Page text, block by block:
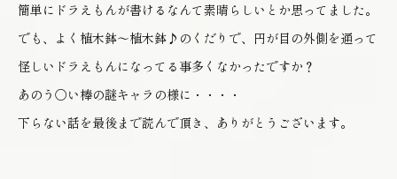
簡単にドラえもんが書けるなんて素晴らしいとか思ってました。
でも、よく植木鉢～植木鉢♪のくだりで、円が目の外側を通って
怪しいドラえもんになってる事多くなかったですか？
あのう〇い棒の謎キャラの様に・・・・
下らない話を最後まで読んで頂き、ありがとうございます。